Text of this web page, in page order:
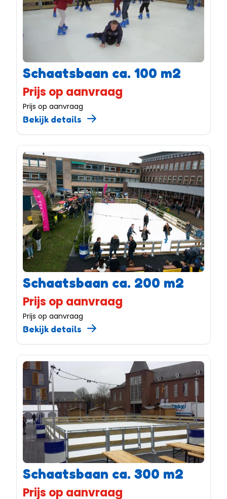
Schaatsbaan ca. 100 m2
Prijs op aanvraag
Prijs op aanvraag
Bekijk details
Schaatsbaan ca. 200 m2
Prijs op aanvraag
Prijs op aanvraag
Bekijk details
Schaatsbaan ca. 300 m2
Prijs op aanvraag